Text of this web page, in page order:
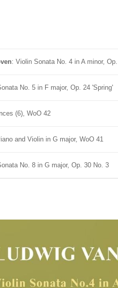
: Violin Sonata No. 4 in A minor,
No. 5 in F major, Op. 24 'Spring'
(6), WoO 42
and Violin in G major, WoO 41
No. 8 in G major, Op. 30 No. 3